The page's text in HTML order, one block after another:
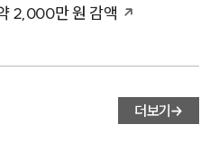
2,000만 원 감액
더보기